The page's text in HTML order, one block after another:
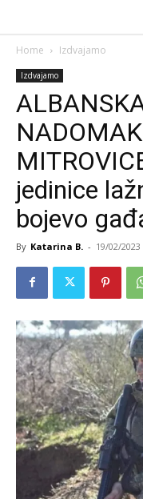
Home Izdvajamo
Izdvajamo
jedinice
bojevo
By Katarina B. - 19/02/2023